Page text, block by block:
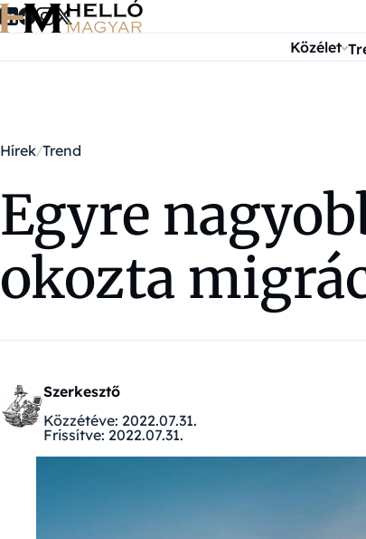
Ugrás a tartalomra
Közélet
Hírek Trend
Egyre
okozta
Szerkesztő
Közzétéve: 2022.07.31.
Frissítve: 2022.07.31.